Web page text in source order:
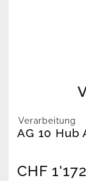
Verarbeitung
AG 10 Hub
CHF